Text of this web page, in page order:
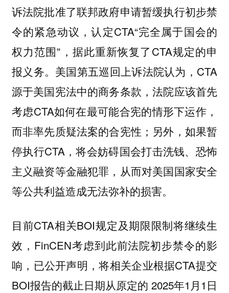
诉法院批准了联邦政府申请暂缓执行初步禁
令的紧急动议，认定CTA“完全属于国会的
权力范围”，据此重新恢复了CTA规定的申
报义务。美国第五巡回上诉法院认为，CTA
源于美国宪法中的商务条款，法院应该首先
考虑CTA如何在最可能合宪的情形下运作，
而非率先质疑法案的合宪性；另外，如果暂
停执行CTA，将会妨碍国会打击洗钱、恐怖
主义融资等金融犯罪，从而对美国国家安全
等公共利益造成无法弥补的损害。
目前CTA相关BOI规定及期限限制将继续生
效，FinCEN考虑到此前法院初步禁令的影
响，已公开声明，将相关企业根据CTA提交
BOI报告的截止日期从原定的 2025年1月1日